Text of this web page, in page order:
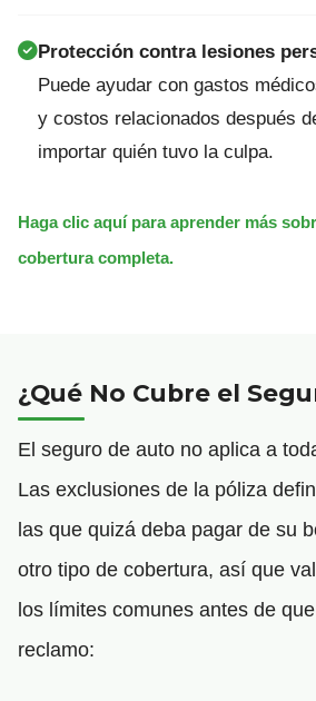
Protección contra lesiones
Puede ayudar con gastos
y costos relacionados después
importar quién tuvo la culpa.
Haga clic aquí para aprender más
cobertura completa.
¿Qué No Cubre el
El seguro de auto no aplica a
Las exclusiones de la póliza
las que quizá deba pagar de su
otro tipo de cobertura, así que
los límites comunes antes de
reclamo: